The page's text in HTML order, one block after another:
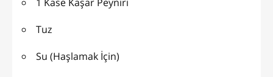
Tuz
Su (Haşlamak İçin)